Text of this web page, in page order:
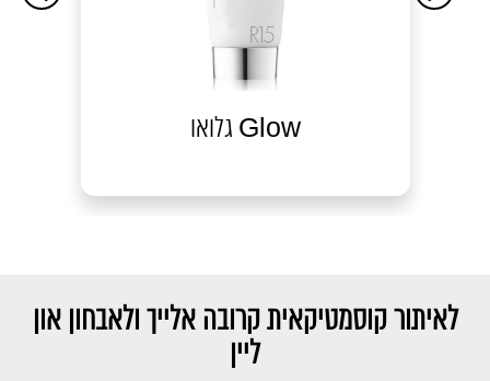
גלואו Glow
לאיתור קוסמטיקאית קרובה אלייך ולאבחון און
ליין